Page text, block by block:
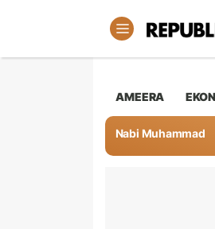
AMEERA
Nabi Muhammad